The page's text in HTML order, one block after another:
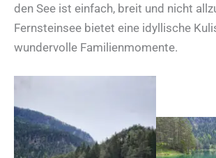
den See ist einfach, breit und nicht
Fernsteinsee bietet eine idyllische
wundervolle Familienmomente.